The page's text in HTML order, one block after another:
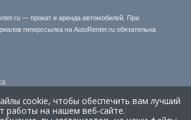
— прокат и аренда автомобилей. При
гиперссылка на AutoRenter.ru обязательна.
1.367 сек.
cookie, чтобы обеспечить вам лучший
работы на нашем веб-сайте.